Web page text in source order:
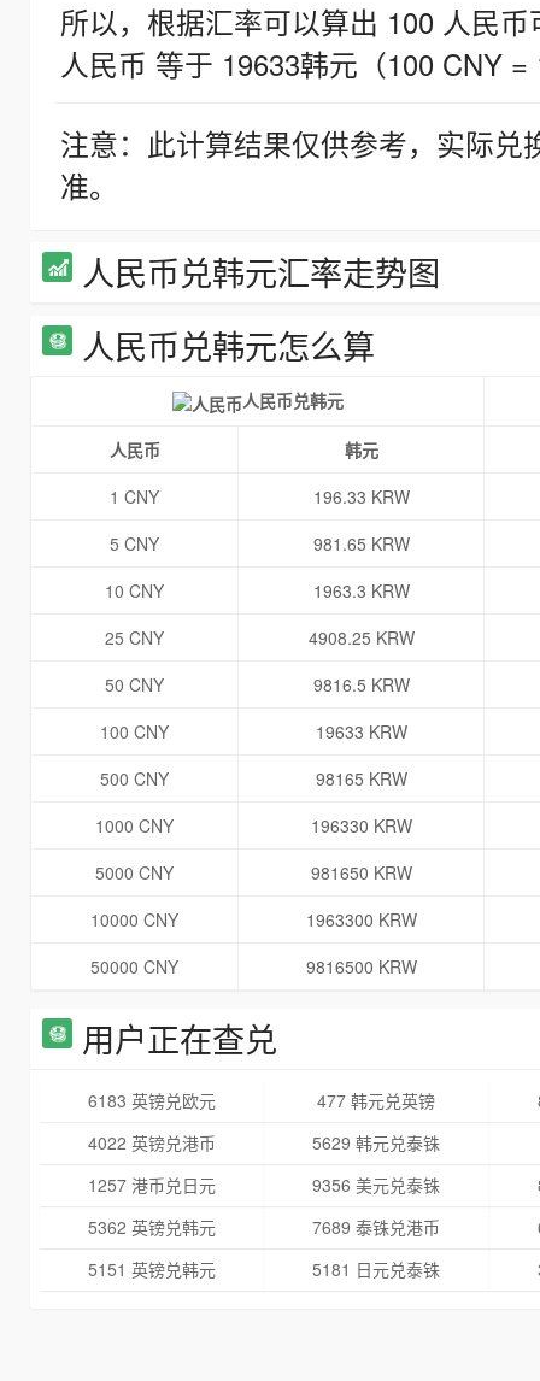
所以，根据汇率可以算出 100 人民
人民币 等于 19633韩元（100 CNY =
注意：此计算结果仅供参考，实际
准。
人民币兑韩元汇率走势图
人民币兑韩元怎么算
人民币兑韩元
人民币
韩元
1 CNY
196.33 KRW
5 CNY
981.65 KRW
10 CNY
1963.3 KRW
25 CNY
4908.25 KRW
50 CNY
9816.5 KRW
100 CNY
19633 KRW
500 CNY
98165 KRW
1000 CNY
196330 KRW
5000 CNY
981650 KRW
10000 CNY
1963300 KRW
50000 CNY
9816500 KRW
用户正在查兑
6183 英镑兑欧元 477 韩元兑英镑
4022 英镑兑港币
5629 韩元兑泰铢
1257 港币兑日元
9356 美元兑泰铢
5362 英镑兑韩元
7689 泰铢兑港币
5151 英镑兑韩元
5181 日元兑泰铢